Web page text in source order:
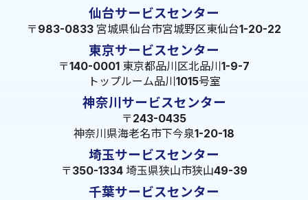
仙台サービスセンター
〒983-0833 宮城県仙台市宮城野区東仙台1-20-22
東京サービスセンター
〒140-0001 東京都品川区北品川1-9-7
トップルーム品川1015号室
神奈川サービスセンター
〒243-0435
神奈川県海老名市下今泉1-20-18
埼玉サービスセンター
〒350-1334 埼玉県狭山市狭山49-39
千葉サービスセンター